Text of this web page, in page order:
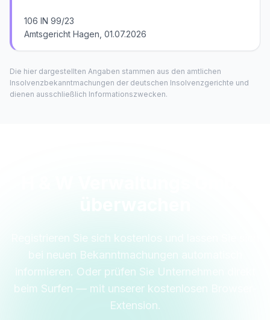
106 IN 99/23
Amtsgericht Hagen, 01.07.2026
Die hier dargestellten Angaben stammen aus den amtlichen
Insolvenzbekanntmachungen der deutschen Insolvenzgerichte und
dienen ausschließlich Informationszwecken.
Registrieren Sie sich kostenlos und lassen Sie sich
bei neuen Bekanntmachungen automatisch
informieren. Oder prüfen Sie Unternehmen direkt
beim Surfen — mit unserer kostenlosen Browser-
Extension.